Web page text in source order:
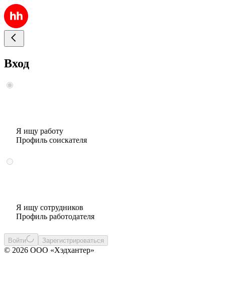
Вход
Я ищу работу
Профиль соискателя
Я ищу сотрудников
Профиль работодателя
Войти Зарегистрироваться
© 2026 ООО «Хэдхантер»